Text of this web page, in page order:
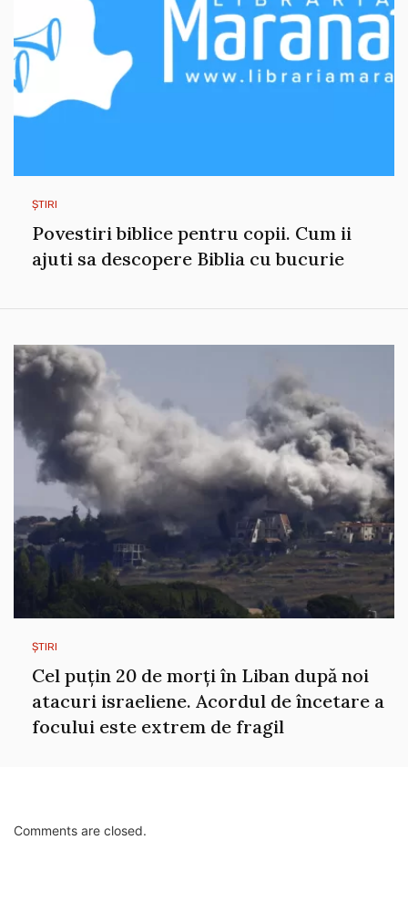
ȘTIRI
Povestiri biblice pentru copii. Cum ii
ajuti sa descopere Biblia cu bucurie
ȘTIRI
Cel puțin 20 de morți în Liban după noi
atacuri israeliene. Acordul de încetare a
focului este extrem de fragil
Comments are closed.